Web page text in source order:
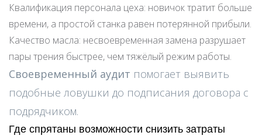
Квалификация персонала цеха: новичок тратит больше
времени, а простой станка равен потерянной прибыли.
Качество масла: несвоевременная замена разрушает
пары трения быстрее, чем тяжёлый режим работы.
Своевременный аудит помогает выявить
подобные ловушки до подписания договора с
подрядчиком.
Где спрятаны возможности снизить затраты